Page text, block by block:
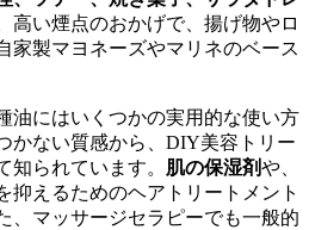
高い煙点のおかげで、揚げ物やロ
家製マヨネーズやマリネのベース
油にはいくつかの実用的な使い方
かない質感から、DIY美容トリー
知られています。 肌の保湿剤や、
抑えるためのヘアトリートメント
、マッサージセラピーでも一般的